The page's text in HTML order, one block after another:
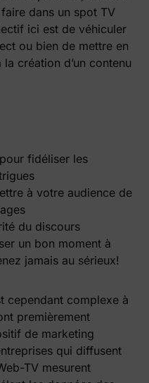
dans un spot TV
ici est de véhiculer
ou bien de mettre en
création d’un contenu
fidéliser les
à votre audience de
du discours
un bon moment à
jamais au sérieux!
cependant complexe à
premièrement
de marketing
qui diffusent
TV mesurent